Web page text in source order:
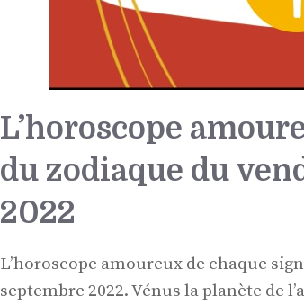
L’horoscope
du zodiaque du
2022
L’horoscope amoureux de chaque
septembre 2022. Vénus la planète de